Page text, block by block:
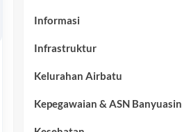
Informasi
Infrastruktur
Kelurahan Airbatu
Kepegawaian & ASN Banyuasin